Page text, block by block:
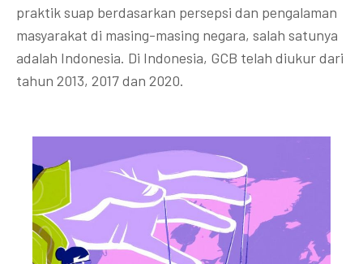
praktik suap berdasarkan persepsi dan pengalaman
masyarakat di masing-masing negara, salah satunya
adalah Indonesia. Di Indonesia, GCB telah diukur dari
tahun 2013, 2017 dan 2020.